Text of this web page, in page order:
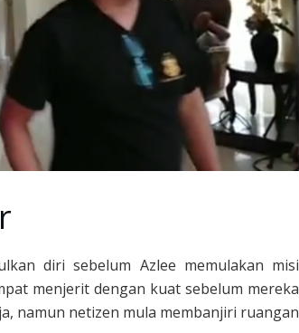
diri sebelum Azlee memulakan misi
menjerit dengan kuat sebelum mereka
namun netizen mula membanjiri ruangan